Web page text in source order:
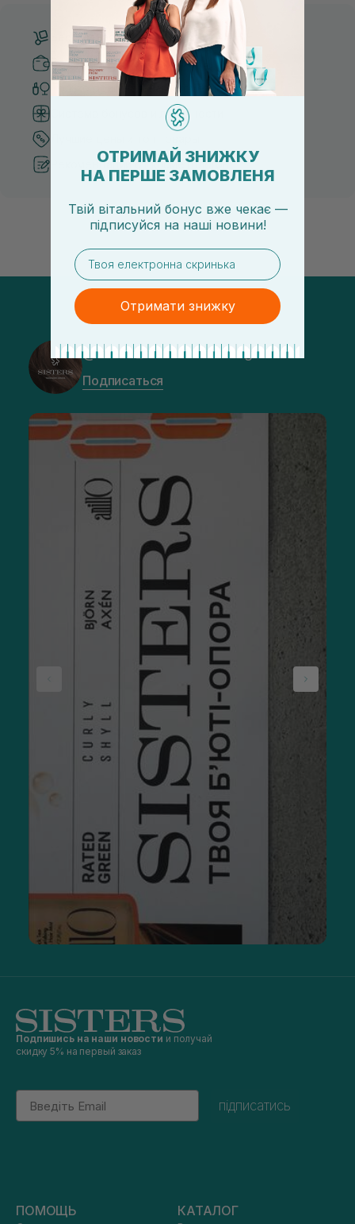
Бесплатная доставка от 3000 UAH
Безопасные способы оплаты
Только оригинальная косметика
Система бонусов и лояльности
Рекомендации от косметологов
@sisters_stelmakh в Instagram
Подписаться
Подпишись на наши новости и получай
скидку 5% на первый заказ
Email
підписатись
ПОМОЩЬ КАТАЛОГ
ОТРИМАЙ ЗНИЖКУ
НА ПЕРШЕ ЗАМОВЛЕНЯ
Твій вітальний бонус вже чекає —
підписуйся на наші новини!
email
Отримати знижку